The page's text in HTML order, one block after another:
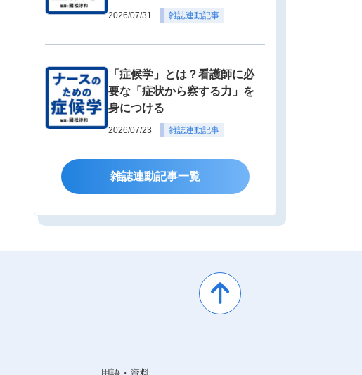
2026/07/31 雑誌連動記事
「症候学」とは？看護師に必
要な「症状から察する力」を
身につける
2026/07/23 雑誌連動記事
雑誌連動記事一覧
用語・資料